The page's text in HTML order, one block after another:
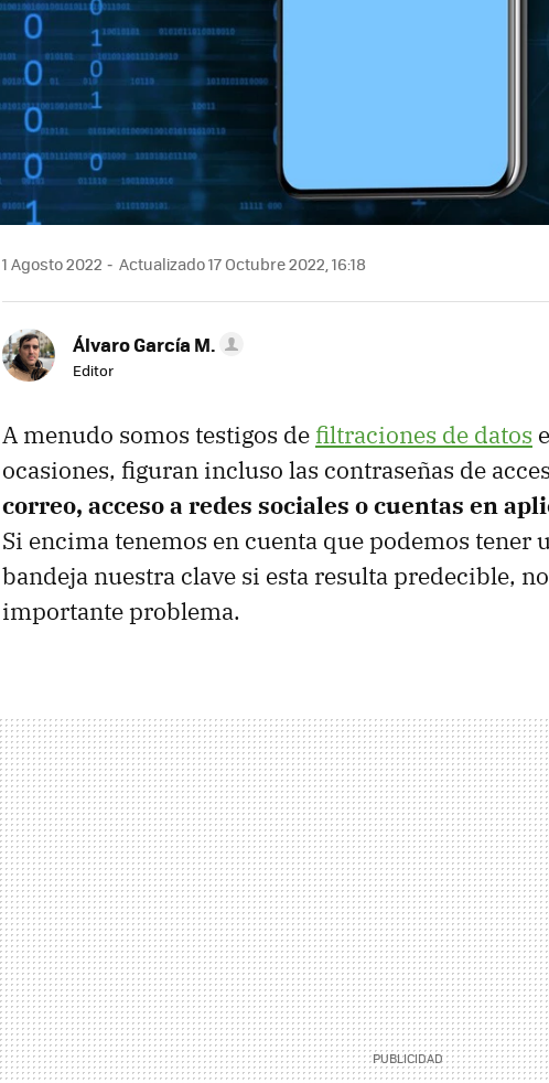
1 Agosto 2022 Actualizado 17 Octubre 2022, 16:18
Álvaro García M.
Editor
A menudo somos testigos de filtraciones de datos
ocasiones, figuran incluso las contraseñas de
correo, acceso a redes sociales o cuentas en
Si encima tenemos en cuenta que podemos tener
bandeja nuestra clave si esta resulta predecible,
importante problema.